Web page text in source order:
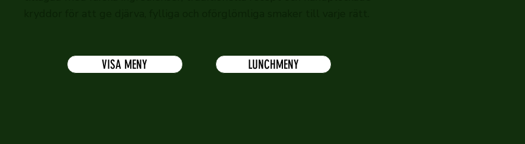
VISA MENY LUNCHMENY